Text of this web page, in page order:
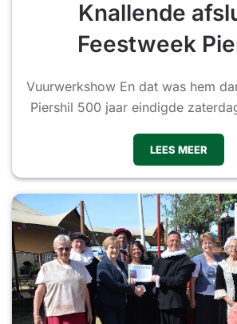
Knallende
Feestweek
Vuurwerkshow En dat was hem
Piershil 500 jaar eindigde
LEES MEER